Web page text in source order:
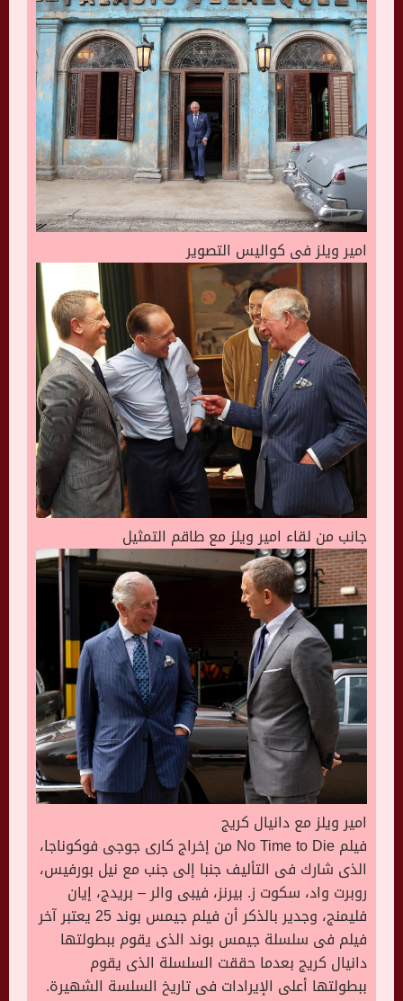
امير ويلز فى كواليس التصوير
جانب من لقاء امير ويلز مع طاقم التمثيل
امير ويلز مع دانيال كريج
فيلمNo Time to Die من إخراج كارى جوجى فوكوناجا،
الذى شارك فى التأليف جنبا إلى جنب مع نيل بورفيس،
روبرت واد، سكوت ز. بيرنز، فيبى والر – بريدج، إيان
فليمنج، وجدير بالذكر أن فيلم جيمس بوند 25 يعتبر آخر
فيلم فى سلسلة جيمس بوند الذى يقوم ببطولتها
دانيال كريج بعدما حققت السلسلة الذى يقوم
ببطولتها أعلى الإيرادات فى تاريخ السلسة الشهيرة.